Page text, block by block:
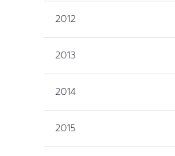
2012
2013
2014
2015